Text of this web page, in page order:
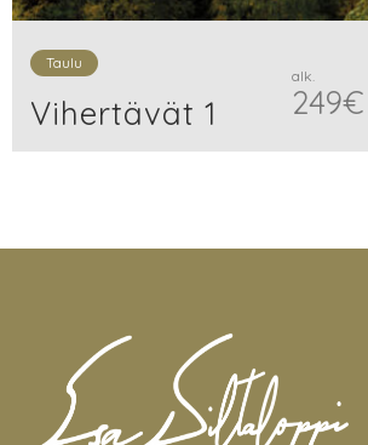
Taulu
Vihertävät 1
alk.
249€